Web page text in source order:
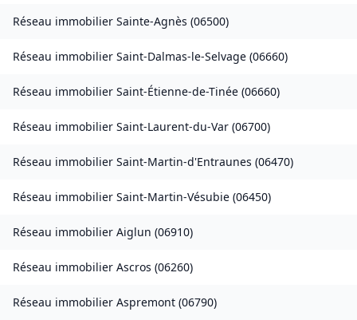
Réseau immobilier Sainte-Agnès (06500)
Réseau immobilier Saint-Dalmas-le-Selvage (06660)
Réseau immobilier Saint-Étienne-de-Tinée (06660)
Réseau immobilier Saint-Laurent-du-Var (06700)
Réseau immobilier Saint-Martin-d'Entraunes (06470)
Réseau immobilier Saint-Martin-Vésubie (06450)
Réseau immobilier Aiglun (06910)
Réseau immobilier Ascros (06260)
Réseau immobilier Aspremont (06790)